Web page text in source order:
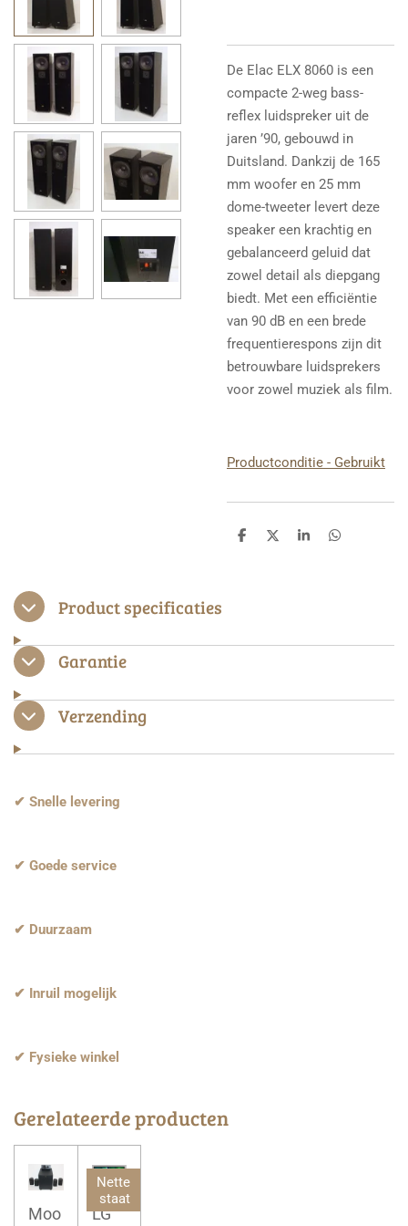
De Elac ELX 8060 is een
compacte 2-weg bass-
reflex luidspreker uit de
jaren ’90, gebouwd in
Duitsland. Dankzij de 165
mm woofer en 25 mm
dome-tweeter levert deze
speaker een krachtig en
gebalanceerd geluid dat
zowel detail als diepgang
biedt. Met een efficiëntie
van 90 dB en een brede
frequentierespons zijn dit
betrouwbare luidsprekers
voor zowel muziek als film.
Productconditie - Gebruikt
D
D
S
D
Product specificaties
Garantie
Verzending
✔ Snelle levering
✔ Goede service
✔ Duurzaam
✔ Inruil mogelijk
✔ Fysieke winkel
Gerelateerde producten
Moo
Nette
staat
LG